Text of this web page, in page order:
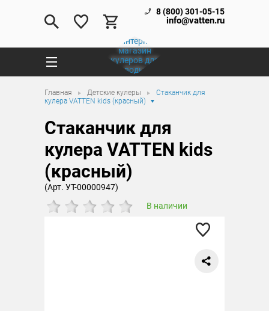
8 (800) 301-05-15
info@vatten.ru
Главная Детские кулеры
Стаканчик для
кулера VATTEN kids (красный)
Стаканчик для
кулера VATTEN kids
(красный)
(Арт. УТ-00000947)
В наличии